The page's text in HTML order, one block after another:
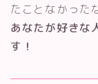
たことなかった
あなたが好きな
す！